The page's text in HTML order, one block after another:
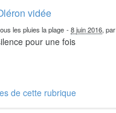
vidée
les pluies la plage -8 juin 2016, par
pour une fois
de cette rubrique